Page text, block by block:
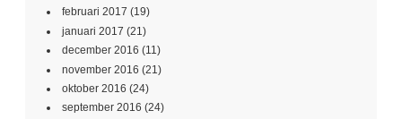
februari 2017 (19)
januari 2017 (21)
december 2016 (11)
november 2016 (21)
oktober 2016 (24)
september 2016 (24)